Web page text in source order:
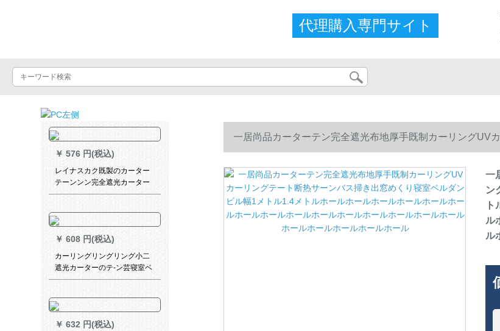
代理購入専門サイト
￥ 576 円(税込)
レイナスカク既製のカーター
テーンンン完全遮光カーター
テン寝室掃き出窓ベレストラ
シムホームホームホームンン
ンン遮光カーターテーンン部
屋部屋部屋扫き出し窓ベゼル7
叶草ブティック2.0項
￥ 608 円(税込)
カーリングリングリング小二
遮光カーターのテ-ン芸寝室ベ
ロンダ平面扫き窓の外光を避
存制カーリング特价クリーン
バー06既制カーリング幅2.0
m*高2.7 m连接加工
￥ 632 円(税込)
一居尚品カーターテン完全遮光布地厚手既制カーリングUV
ル幅1メトル1.4メトルホールホールホールホールホールホー
ールホールホールホールホール
一
ン
ル
ル